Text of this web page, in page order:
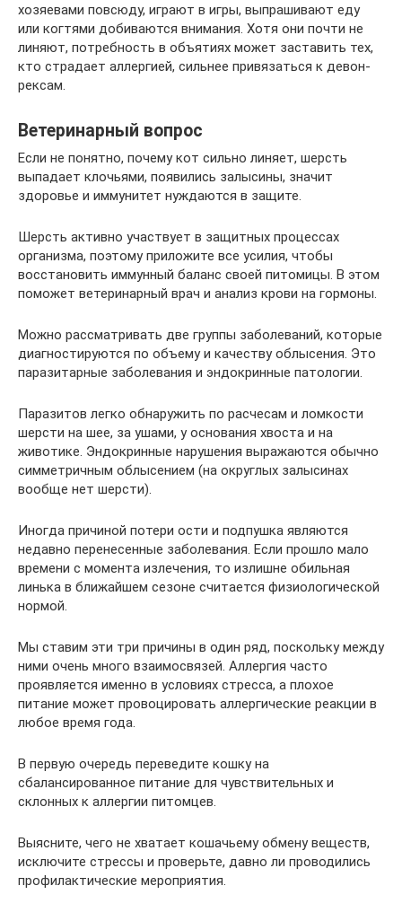
хозяевами повсюду, играют в игры, выпрашивают еду
или когтями добиваются внимания. Хотя они почти не
линяют, потребность в объятиях может заставить тех,
кто страдает аллергией, сильнее привязаться к девон-
рексам.
Ветеринарный вопрос
Если не понятно, почему кот сильно линяет, шерсть
выпадает клочьями, появились залысины, значит
здоровье и иммунитет нуждаются в защите.
Шерсть активно участвует в защитных процессах
организма, поэтому приложите все усилия, чтобы
восстановить иммунный баланс своей питомицы. В этом
поможет ветеринарный врач и анализ крови на гормоны.
Можно рассматривать две группы заболеваний, которые
диагностируются по объему и качеству облысения. Это
паразитарные заболевания и эндокринные патологии.
Паразитов легко обнаружить по расчесам и ломкости
шерсти на шее, за ушами, у основания хвоста и на
животике. Эндокринные нарушения выражаются обычно
симметричным облысением (на округлых залысинах
вообще нет шерсти).
Иногда причиной потери ости и подпушка являются
недавно перенесенные заболевания. Если прошло мало
времени с момента излечения, то излишне обильная
линька в ближайшем сезоне считается физиологической
нормой.
Мы ставим эти три причины в один ряд, поскольку между
ними очень много взаимосвязей. Аллергия часто
проявляется именно в условиях стресса, а плохое
питание может провоцировать аллергические реакции в
любое время года.
В первую очередь переведите кошку на
сбалансированное питание для чувствительных и
склонных к аллергии питомцев.
Выясните, чего не хватает кошачьему обмену веществ,
исключите стрессы и проверьте, давно ли проводились
профилактические мероприятия.